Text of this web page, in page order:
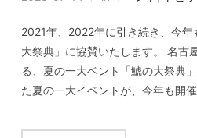
2021年、2022年に引き続き、今
大祭典」に協賛いたします。 名古
る、夏の一大ベント「鯱の大祭典
た夏の一大イベントが、今年も開